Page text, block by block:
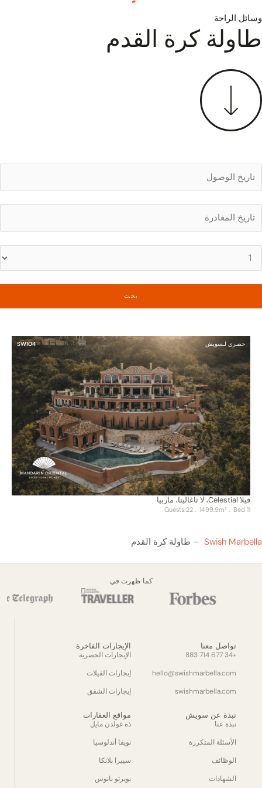
إلى
وسائل الراحة
طاولة كرة القدم
حصري لـسويش SW104
فيلا Celestial، لا ثاغاليتا، ماربيا
11 Bed
Swish Marbella طاولة كرة القدم
كما ظهرت في
الإيجارات الفاخرة
الإيجارات الحصرية
إيجارات الفيلات
إيجارات الشقق
مواقع العقارات
ذه غولدن مايل
نويفا أندلوسيا
سييرا بلانكا
بويرتو بانوس
نبذة عن سويش
نبذة عنا
الأسئلة المتكررة
الوظائف
الشهادات
تواصل معنا
+34 677 714 883
hello@swishmarbella.com
swishmarbella.com